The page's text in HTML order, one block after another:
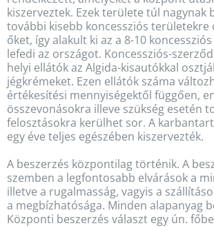
kiszerveztek. Ezek területe túl nagynak
további kisebb koncessziós területekre
őket, így alakult ki az a 8-10
lefedi az országot. Koncessziós-
helyi ellátók az Algida-kisautókkal
jégkrémeket. Ezen ellátók száma
értékesítési mennyiségektől függően,
összevonásokra illeve szükség esetén
felosztásokra kerülhet sor. A
egy éve teljes egészében kiszervezték.
A beszerzés központilag történik. A
szemben a legfontosabb elvárások a
illetve a rugalmasság, vagyis a
a megbízhatósága. Minden alapanyag
Központi beszerzés választ egy ún.